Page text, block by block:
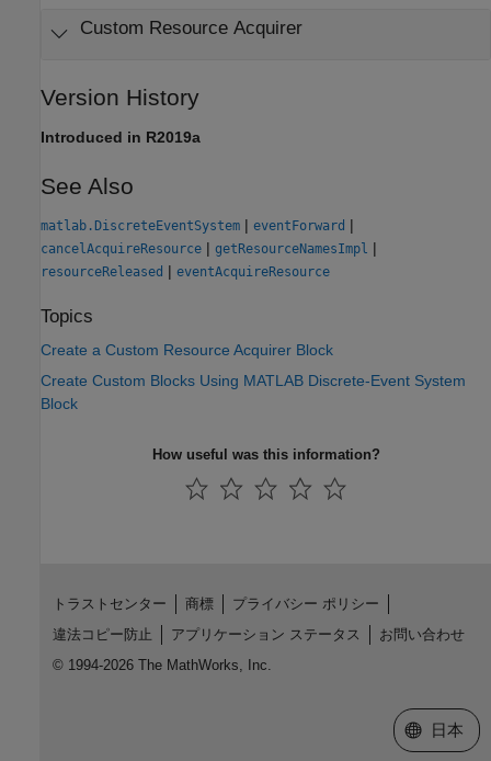
Custom Resource Acquirer
Version History
Introduced in R2019a
See Also
matlab.DiscreteEventSystem | eventForward |
cancelAcquireResource | getResourceNamesImpl |
resourceReleased | eventAcquireResource
Topics
Create a Custom Resource Acquirer Block
Create Custom Blocks Using MATLAB Discrete-Event System
Block
How useful was this information?
トラストセンター 商標
プライバシー ポリシー
違法コピー防止
アプリケーション ステータス
お問い合わせ
© 1994-2026 The MathWorks, Inc.
Web サイ
日本